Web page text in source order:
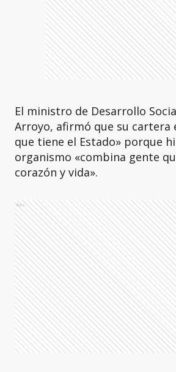
El ministro de Desarrollo
Arroyo, afirmó que su cartera
que tiene el Estado» porque
organismo «combina gente
corazón y vida».
Ads